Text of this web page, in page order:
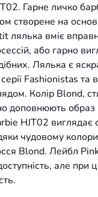
Гарне личко
створене на
лялька вміє
або гарно
Лялька є
Fashionistas та
Колір Blond,
доповнюють
HJT02 виглядає
чудовому
Blond. Лейбл
але при